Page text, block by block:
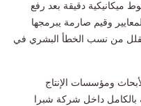
ميكانيكية دقيقة بعد رفع
وقيم صارمة يبرمجها
من نسب الخطأ البشري في
ومؤسسات الإنتاج
بالكامل داخل شركة شبرا